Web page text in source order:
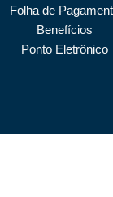
Folha de
Benefícios
Ponto Eletrônico